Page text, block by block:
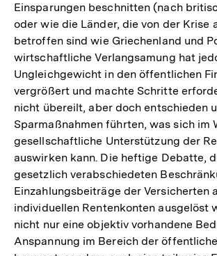
Einsparungen beschnitten (nach
oder wie die Länder, die von der Krise
betroffen sind wie Griechenland und
wirtschaftliche Verlangsamung hat
Ungleichgewicht in den öffentlichen
vergrößert und machte Schritte
nicht übereilt, aber doch entschieden
Sparmaßnahmen führten, was sich im
gesellschaftliche Unterstützung der
auswirken kann. Die heftige Debatte,
gesetzlich verabschiedeten
Einzahlungsbeiträge der Versicherten
individuellen Rentenkonten ausgelöst
nicht nur eine objektiv vorhandene
Anspannung im Bereich der